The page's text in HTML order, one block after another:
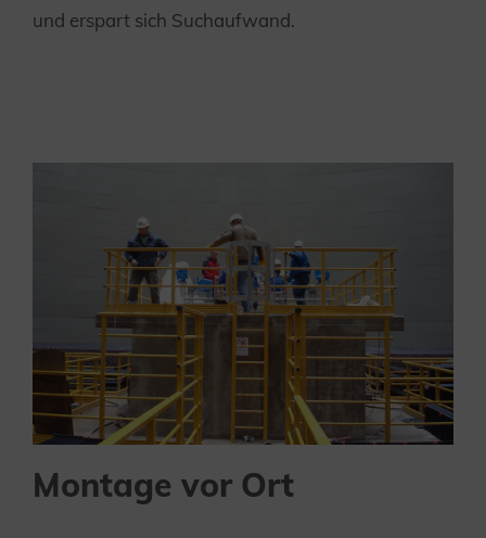
und erspart sich Suchaufwand.
Montage vor Ort